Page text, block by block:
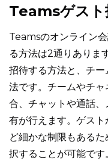
Teamsゲスト
Teamsのオンライン
る方法は2通りありま
招待する方法と、チ
法です。チームやチ
合、チャットや通話
有が行えます。ゲス
ど細かな制限もある
択することが可能です